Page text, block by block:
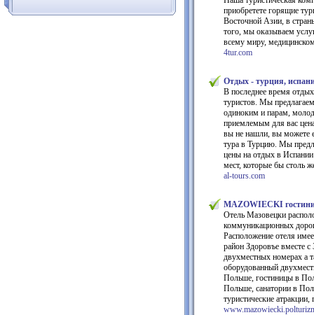
приобретете горящие
Восточной Азии, в
того, мы оказываем
всему миру,
4tur.com
Отдых - турция,
В последнее время
туристов. Мы
одиноким и парам,
приемлемым для вас
вы не нашли, вы можете
тура в Турцию. Мы
цены на отдых в
мест, которые бы столь
al-tours.com
MAZOWIECKI
Отель Мазовецки
коммуникационных
Расположение отеля
район Здоровъe вместе
двухместных номерах а
оборудованный
Польше, гостиницы в
Польше, санатории в
туристические